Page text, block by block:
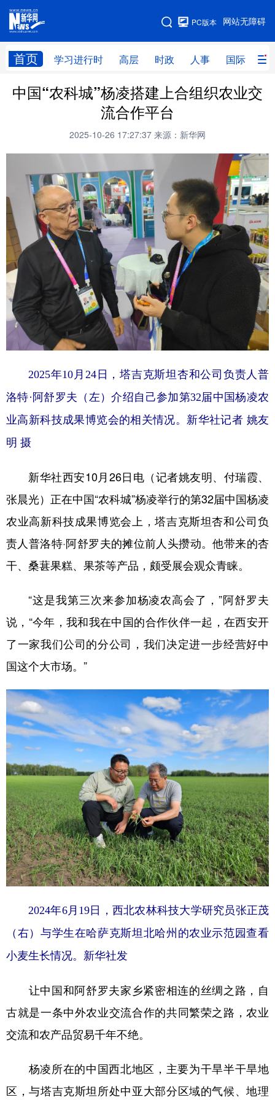
网站无障碍
PC版本
首页 学习进行时 高层 时政 人事 国际 财
网站地图
学习进行时 高层 时政 人事
财经 网评
科创 体育
文化 书画 健康 军事
访谈 视频 图片 政务
法律 中央文件 金融
人居 信息化
学术中国 乡村振兴 银龄
旅游 能源
彩票 娱乐 时尚 悦读
公益 一带一路 亚太网 上市公司
文化产业
地方频道
北京 天津 河北 山西
辽宁 吉林 上海 江苏
浙江 安徽 福建 江西
山东 河南 湖北 湖南
四川 贵州 云南 西藏
陕西 甘肃 青海 宁夏
多语种频道
English Español Français عربى
Русский язык 日本語 한국어
Deutsch Português
中国“农科城”杨凌搭建上合组织农业交
流合作平台
2025-10-26 17:27:37 来源：新华网
2025年10月24日，塔吉克斯坦杏和公司负责人普
洛特·阿舒罗夫（左）介绍自己参加第32届中国杨凌农
业高新科技成果博览会的相关情况。新华社记者 姚友
明 摄
新华社西安10月26日电（记者姚友明、付瑞霞、
张晨光）正在中国“农科城”杨凌举行的第32届中国杨凌
农业高新科技成果博览会上，塔吉克斯坦杏和公司负
责人普洛特·阿舒罗夫的摊位前人头攒动。他带来的杏
干、桑葚果糕、果茶等产品，颇受展会观众青睐。
“这是我第三次来参加杨凌农高会了，”阿舒罗夫
说，“今年，我和我在中国的合作伙伴一起，在西安开
了一家我们公司的分公司，我们决定进一步经营好中
国这个大市场。”
2024年6月19日，西北农林科技大学研究员张正茂
（右）与学生在哈萨克斯坦北哈州的农业示范园查看
小麦生长情况。新华社发
让中国和阿舒罗夫家乡紧密相连的丝绸之路，自
古就是一条中外农业交流合作的共同繁荣之路，农业
交流和农产品贸易千年不绝。
杨凌所在的中国西北地区，主要为干旱半干旱地
区，与塔吉克斯坦所处中亚大部分区域的气候、地理